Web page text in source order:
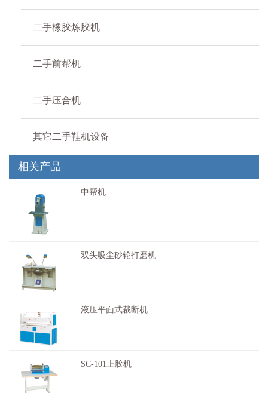
二手橡胶炼胶机
二手前帮机
二手压合机
其它二手鞋机设备
相关产品
中帮机
​双头吸尘砂轮打磨机
液压平面式裁断机
SC-101上胶机